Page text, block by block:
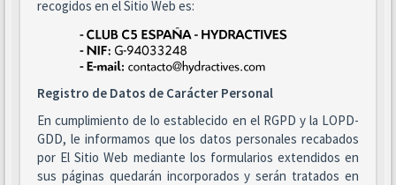
recogidos en el Sitio Web es:
Registro de Datos de Carácter Personal
En cumplimiento de lo establecido en el RGPD y la LOPD-
GDD, le informamos que los datos personales recabados
por El Sitio Web mediante los formularios extendidos en
sus páginas quedarán incorporados y serán tratados en